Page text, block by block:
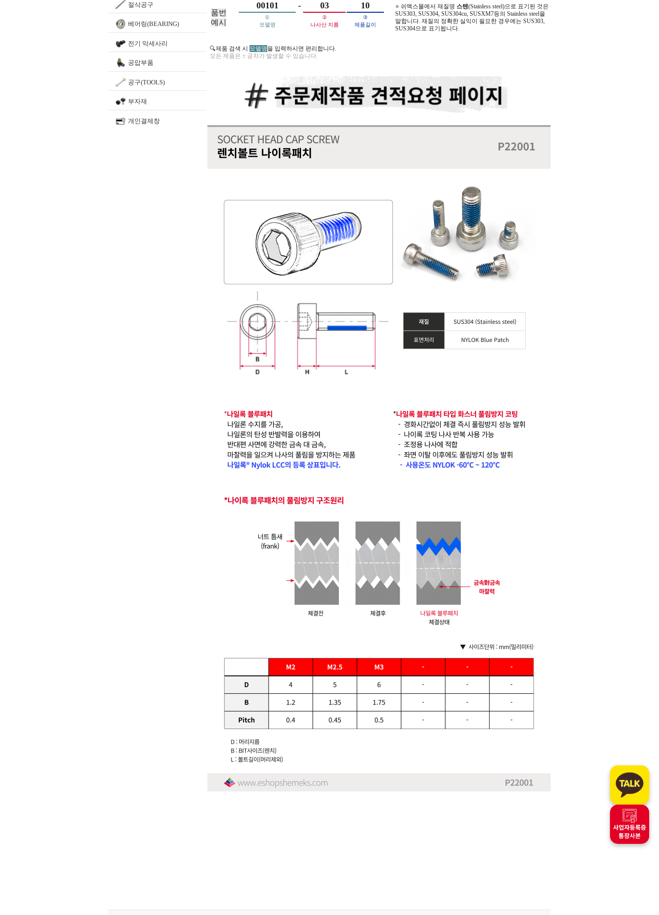
절삭공구
베어링(BEARING)
전기 악세사리
공압부품
공구(TOOLS)
부자재
개인결제창
품번
예시
00101 - 03 10
①
모델명
②
나사산 지름
③
제품길이
⭐ 쉬멕스몰에서 재질명 스텐(Stainless steel)으로 표기된 것은
SUS303, SUS304, SUS304cu, SUSXM7등의 Stainless steel을
말합니다. 재질의 정확한 실익이 필요한 경우에는 SUS303,
SUS304으로 표기됩니다.
🔍제품 검색 시 모델명을 입력하시면 편리합니다.
모든 제품은 ± 공차가 발생할 수 있습니다.